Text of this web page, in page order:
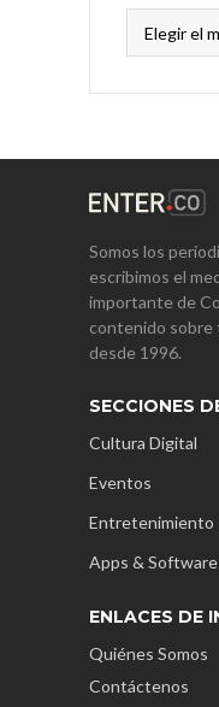
Somos los
escribimos el
importante de
contenido sobre
desde 1996.
SECCIONES
Cultura Digital
Eventos
Entretenimiento
Apps & Software
ENLACES DE
Quiénes Somos
Contáctenos